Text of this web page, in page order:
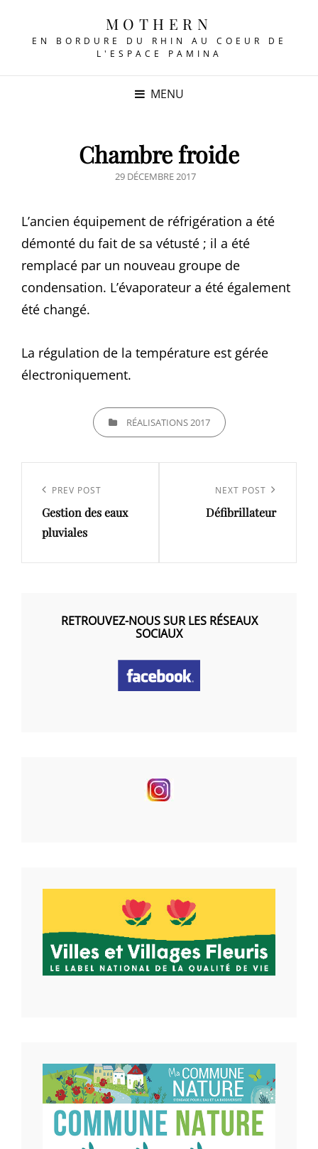
MOTHERN
EN BORDURE DU RHIN AU COEUR DE
L'ESPACE PAMINA
MENU
Chambre froide
POSTED
29 DÉCEMBRE 2017
L’ancien équipement de réfrigération a été
démonté du fait de sa vétusté ; il a été
remplacé par un nouveau groupe de
condensation. L’évaporateur a été également
été changé.
La régulation de la température est gérée
électroniquement.
CATEGORIESRÉALISATIONS 2017
l’article
Previous
Post
PREV POST
Gestion des eaux
pluviales
NEXT POST
Défibrillateur
RETROUVEZ-NOUS SUR LES RÉSEAUX
SOCIAUX